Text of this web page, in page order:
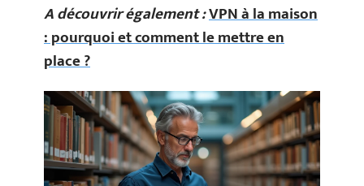
A découvrir également :VPN à la maison
: pourquoi et comment le mettre en
place ?